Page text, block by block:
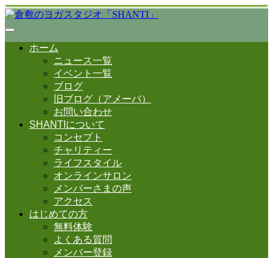
ホーム
ニュース一覧
イベント一覧
ブログ
旧ブログ（アメーバ）
お問い合わせ
SHANTIについて
コンセプト
チャリティー
ライフスタイル
オンラインサロン
メンバーさまの声
アクセス
はじめての方
無料体験
よくある質問
メンバー登録